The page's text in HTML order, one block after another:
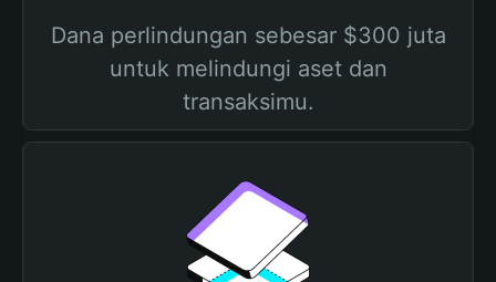
Dana perlindungan sebesar $300 juta
untuk melindungi aset dan
transaksimu.